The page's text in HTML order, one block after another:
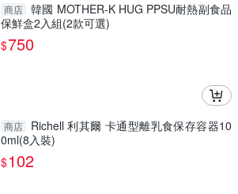
商店 韓國 MOTHER-K HUG PPSU耐熱副食品
保鮮盒2入組(2款可選)
$750
商店
Richell 利其爾 卡通型離乳食保存容器10
0ml(8入裝)
$102